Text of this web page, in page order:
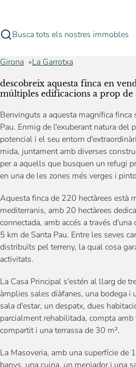
Busca tots els nostres immobles
Girona La Garrotxa
descobreix aquesta finca en
múltiples edificacions a prop de
Benvinguts a aquesta magnífica
Pau. Enmig de l'exuberant natura del
potencial i el seu entorn
mida, juntament amb diverses
per a aquells que busquen un refugi
en una de les zones més verges i
Aquesta finca de 220 hectàrees està
mediterranis, amb 20 hectàrees
connectada, amb accés a través
5 km de Santa Pau. Entre les seves
distribuïts pel terreny, la qual cosa
activitats.
La Casa Principal s'estén al llarg de
àmplies sales diàfanes, una bodega i
sala d'estar, un despatx, dues
parcialment rehabilitada, compta
compartit i una terrassa de 30 m².
La Masoveria, amb una superfície de